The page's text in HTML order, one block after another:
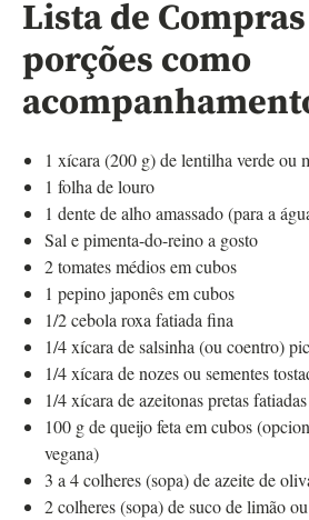
Lista de
porções como
1 xícara (200 g) de lentilha verde ou
1 folha de louro
1 dente de alho amassado (para a
Sal e pimenta-do-reino a gosto
2 tomates médios em cubos
1 pepino japonês em cubos
1/2 cebola roxa fatiada fina
1/4 xícara de salsinha (ou coentro)
1/4 xícara de nozes ou sementes
1/4 xícara de azeitonas pretas
100 g de queijo feta em cubos
vegana)
3 a 4 colheres (sopa) de azeite de
2 colheres (sopa) de suco de limão